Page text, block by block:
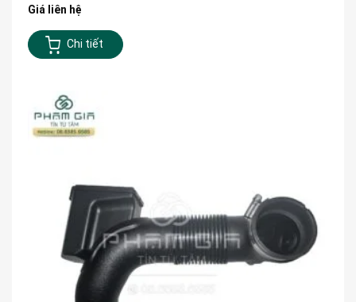
Giá liên hệ
Chi tiết